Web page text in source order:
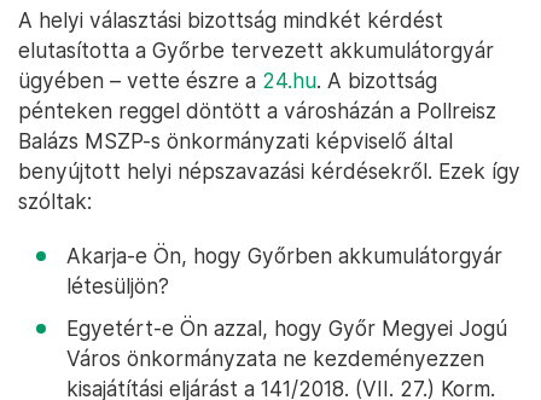
A helyi választási bizottság mindkét kérdést
elutasította a Győrbe tervezett akkumulátorgyár
ügyében – vette észre a 24.hu. A bizottság
pénteken reggel döntött a városházán a Pollreisz
Balázs MSZP-s önkormányzati képviselő által
benyújtott helyi népszavazási kérdésekről. Ezek így
szóltak:
Akarja-e Ön, hogy Győrben akkumulátorgyár
létesüljön?
Egyetért-e Ön azzal, hogy Győr Megyei Jogú
Város önkormányzata ne kezdeményezzen
kisajátítási eljárást a 141/2018. (VII. 27.) Korm.